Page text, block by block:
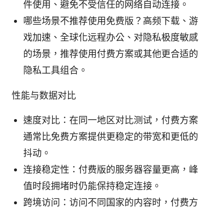
件使用、避免不受信任的网络自动连接。
哪些场景不推荐使用免费版？高频下载、游
戏加速、全球化远程办公、对隐私极度敏感
的场景，推荐使用付费方案或其他更合适的
隐私工具组合。
性能与数据对比
速度对比：在同一地区对比测试，付费方案
通常比免费方案提供更稳定的带宽和更低的
抖动。
连接稳定性：付费版的服务器容量更高，峰
值时段拥堵时仍能保持稳定连接。
跨境访问：访问不同国家的内容时，付费方